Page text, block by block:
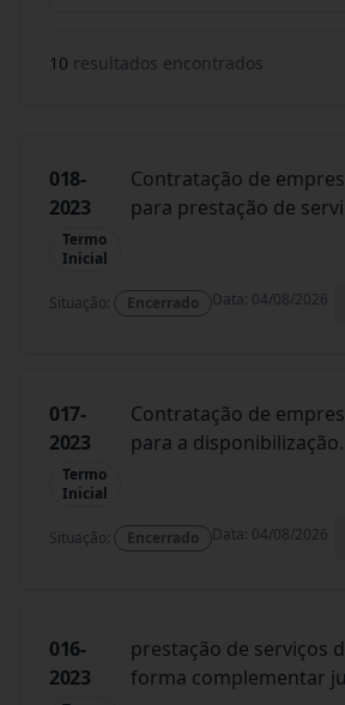
10 resultados encontrados
018-
2023
Termo
Inicial
Contratação de
para prestação de servi
Situação: Encerrado Data: 04/08/2026
017-
2023
Termo
Inicial
Contratação de
para a disponibilização
Situação: Encerrado Data: 04/08/2026
016-
2023
prestação de serviços
forma complementar